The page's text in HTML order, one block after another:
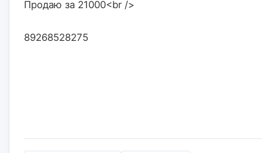
Продаю за 21000<br />
89268528275